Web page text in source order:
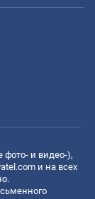
фото- и видео-),
и на всех